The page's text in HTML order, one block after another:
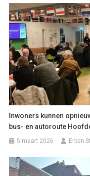
Inwoners kunnen
bus- en autoroute
5 maart 2026 Erben